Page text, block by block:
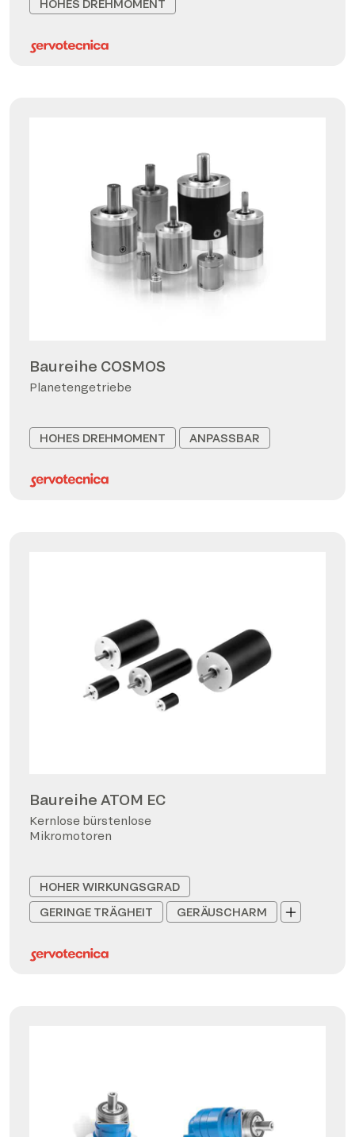
HOHES DREHMOMENT
Baureihe COSMOS
Planetengetriebe
HOHES DREHMOMENT ANPASSBAR
Baureihe ATOM EC
Kernlose bürstenlose
Mikromotoren
HOHER WIRKUNGSGRAD
GERINGE TRÄGHEIT
GERÄUSCHARM